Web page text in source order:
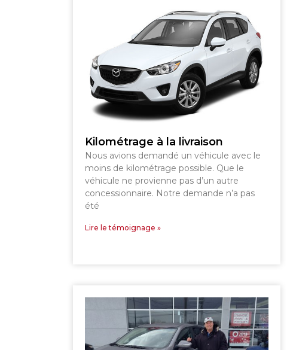
Kilométrage à la livraison
Nous avions demandé un véhicule avec le
moins de kilométrage possible. Que le
véhicule ne provienne pas d’un autre
concessionnaire. Notre demande n’a pas
été
Lire le témoignage »
MAGOG
DRUMMONDVILLE
COWANSVILLE
SHERBROOKE